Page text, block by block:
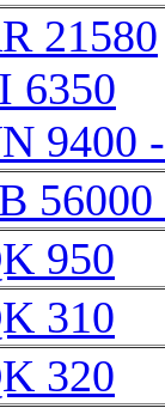
21580
6350
9400
950
310
320